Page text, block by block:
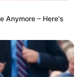
Anymore – Here's